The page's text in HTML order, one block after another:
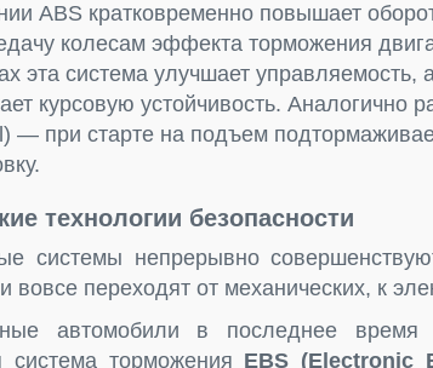
АBS кратковременно повышает
колесам эффекта торможения
эта система улучшает управляемость,
курсовую устойчивость. Аналогично
— при старте на подъем
технологии безопасности
системы непрерывно
вовсе переходят от механических, к
автомобили в последнее время
система торможения EBS (Electronic